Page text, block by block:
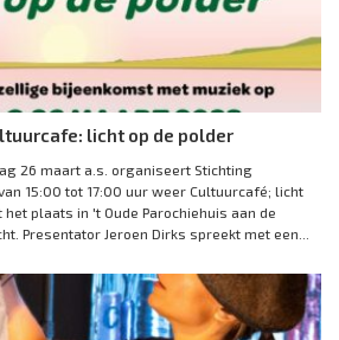
licht op de polder
26 maart a.s. organiseert Stichting
15:00 tot 17:00 uur weer Cultuurcafé; licht
het plaats in 't Oude Parochiehuis aan de
Presentator Jeroen Dirks spreekt met een...